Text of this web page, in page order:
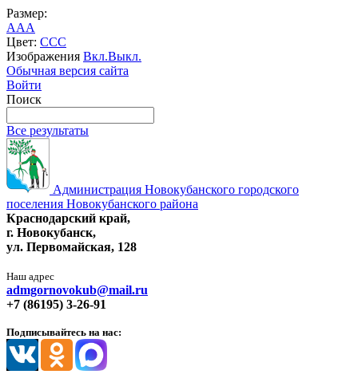
Размер:
AAA
Цвет: CCC
Изображения Вкл.Выкл.
Обычная версия сайта
Войти
Поиск
Все результаты
Администрация Новокубанского городского
поселения Новокубанского района
Краснодарский край,
г. Новокубанск,
ул. Первомайская, 128
Наш адрес
admgornovokub@mail.ru
+7 (86195) 3-26-91
Подписывайтесь на нас: